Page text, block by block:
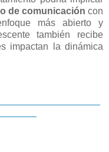
de comunicación con
más abierto y
también recibe
impactan la dinámica